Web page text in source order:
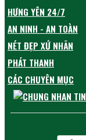
HƯNG YÊN 24/7
AN NINH - AN TOÀN
NÉT ĐẸP XỨ NHÃN
PHÁT THANH
CÁC CHUYÊN MỤC